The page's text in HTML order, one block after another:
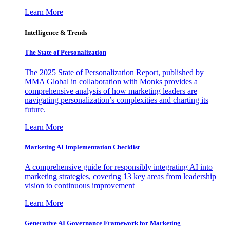
Learn More
Intelligence & Trends
The State of Personalization
The 2025 State of Personalization Report, published by
MMA Global in collaboration with Monks provides a
comprehensive analysis of how marketing leaders are
navigating personalization’s complexities and charting its
future.
Learn More
Marketing AI Implementation Checklist
A comprehensive guide for responsibly integrating AI into
marketing strategies, covering 13 key areas from leadership
vision to continuous improvement
Learn More
Generative AI Governance Framework for Marketing